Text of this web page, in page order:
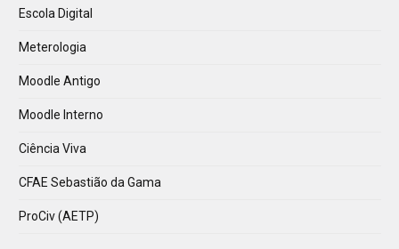
Escola Digital
Meterologia
Moodle Antigo
Moodle Interno
Ciência Viva
CFAE Sebastião da Gama
ProCiv (AETP)